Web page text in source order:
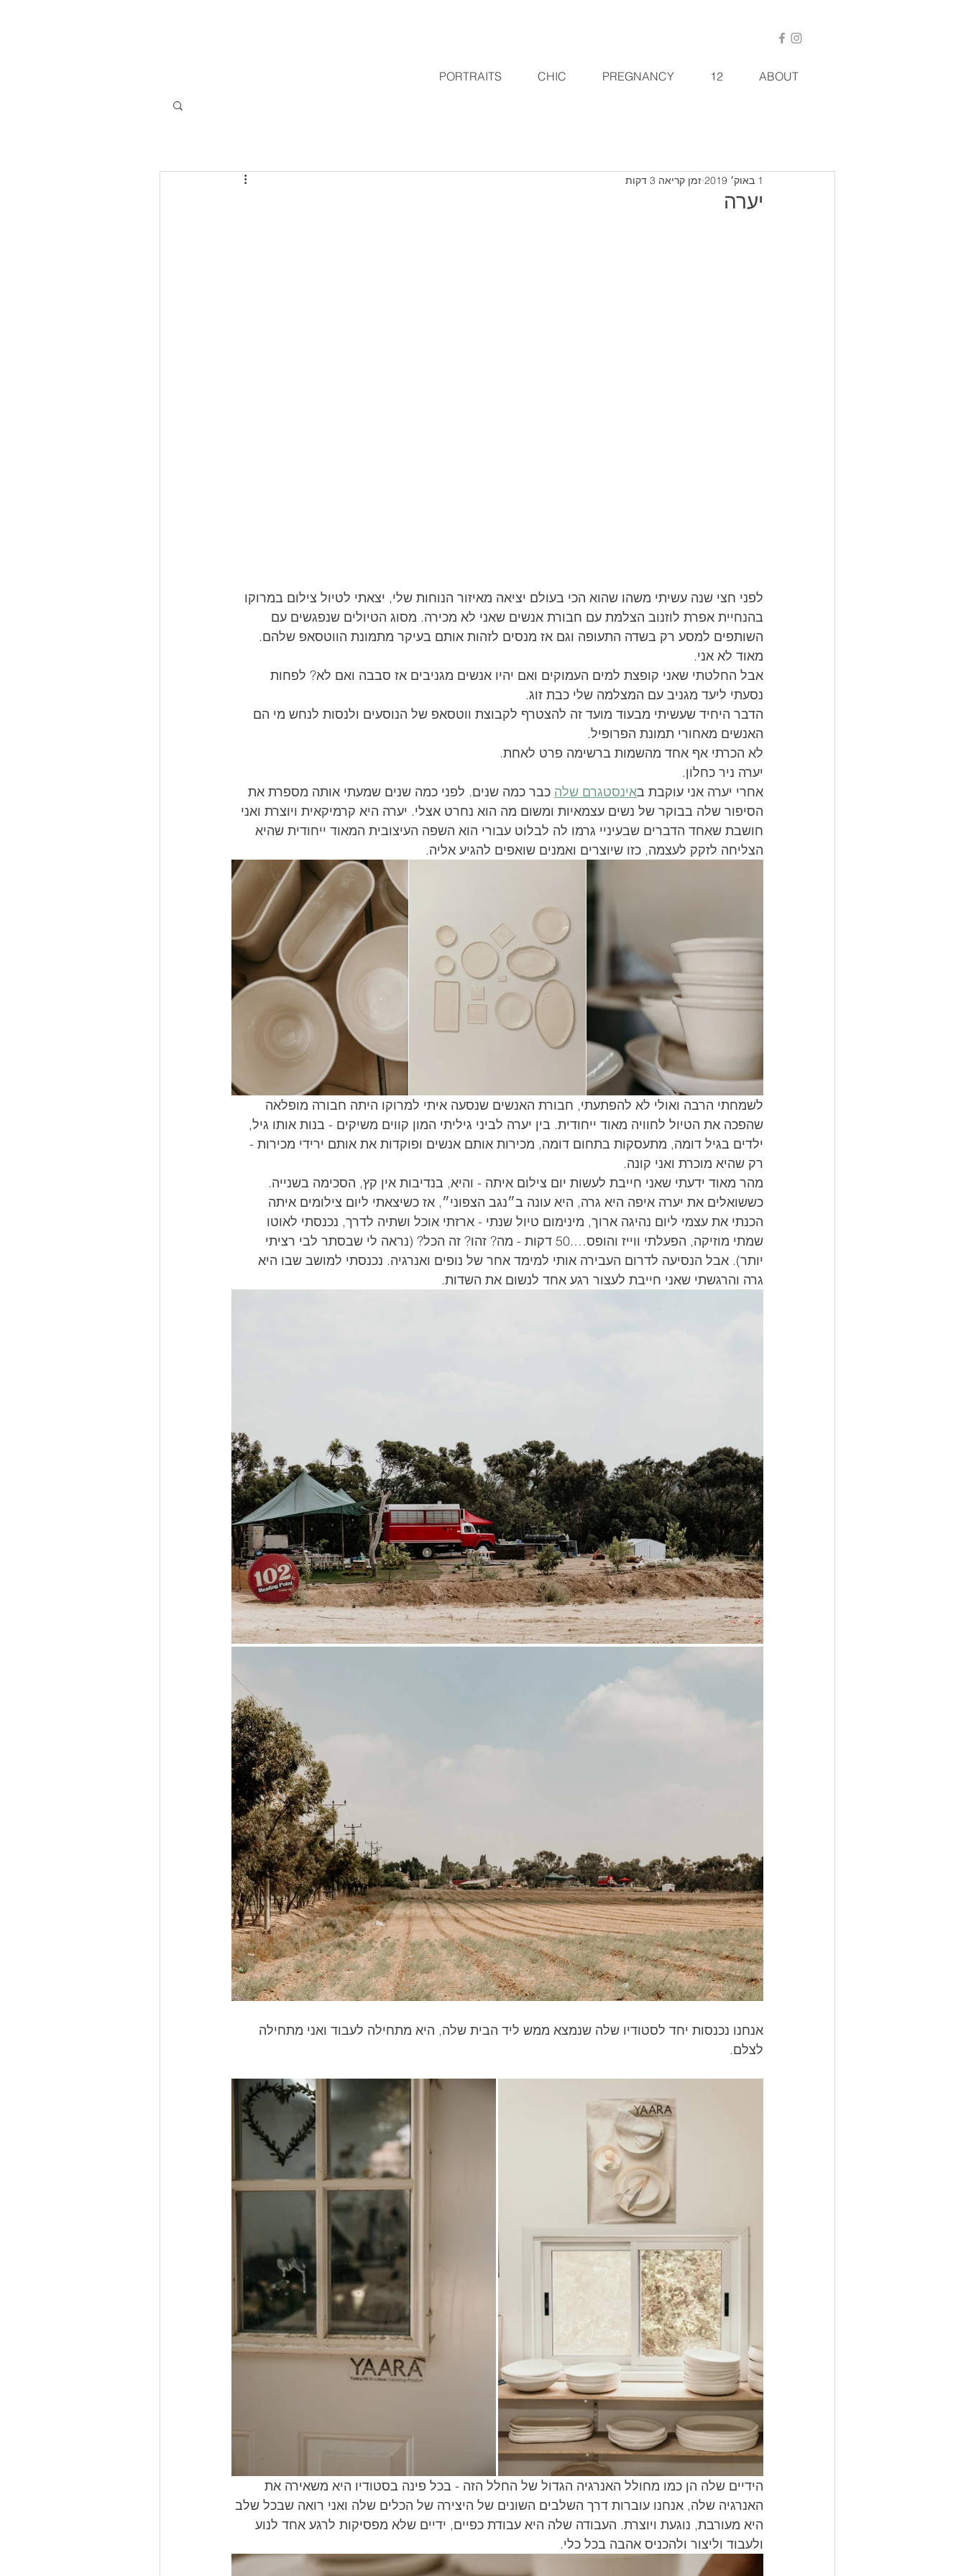
PORTRAITS CHIC PREGNANCY 12 ABOUT
יערה
1 באוק׳ 2019 זמן קריאה 3 דקות
לפני חצי שנה עשיתי משהו שהוא הכי בעולם יציאה מאיזור הנוחות שלי, יצאתי לטיול צילום במרוקו
בהנחיית אפרת לוזנוב הצלמת עם חבורת אנשים שאני לא מכירה. מסוג הטיולים שנפגשים עם
השותפים למסע רק בשדה התעופה וגם אז מנסים לזהות אותם בעיקר מתמונת הווטסאפ שלהם.
מאוד לא אני.
אבל החלטתי שאני קופצת למים העמוקים ואם יהיו אנשים מגניבים אז סבבה ואם לא? לפחות
נסעתי ליעד מגניב עם המצלמה שלי כבת זוג.
הדבר היחיד שעשיתי מבעוד מועד זה להצטרף לקבוצת ווטסאפ של הנוסעים ולנסות לנחש מי הם
האנשים מאחורי תמונת הפרופיל.
לא הכרתי אף אחד מהשמות ברשימה פרט לאחת.
יערה ניר כחלון.
אחרי יערה אני עוקבת באינסטגרם שלה כבר כמה שנים. לפני כמה שנים שמעתי אותה מספרת את
הסיפור שלה בבוקר של נשים עצמאיות ומשום מה הוא נחרט אצלי. יערה היא קרמיקאית ויוצרת ואני
חושבת שאחד הדברים שבעיניי גרמו לה לבלוט עבורי הוא השפה העיצובית המאוד ייחודית שהיא
הצליחה לזקק לעצמה, כזו שיוצרים ואמנים שואפים להגיע אליה.
לשמחתי הרבה ואולי לא להפתעתי, חבורת האנשים שנסעה איתי למרוקו היתה חבורה מופלאה
שהפכה את הטיול לחוויה מאוד ייחודית. בין יערה לביני גיליתי המון קווים משיקים - בנות אותו גיל,
ילדים בגיל דומה, מתעסקות בתחום דומה, מכירות אותם אנשים ופוקדות את אותם ירידי מכירות -
רק שהיא מוכרת ואני קונה.
מהר מאוד ידעתי שאני חייבת לעשות יום צילום איתה - והיא, בנדיבות אין קץ, הסכימה בשנייה.
כששואלים את יערה איפה היא גרה, היא עונה ב״נגב הצפוני״, אז כשיצאתי ליום צילומים איתה
הכנתי את עצמי ליום נהיגה ארוך, מינימום טיול שנתי - ארזתי אוכל ושתיה לדרך, נכנסתי לאוטו
שמתי מוזיקה, הפעלתי ווייז והופס….50 דקות - מה? זהו? זה הכל? (נראה לי שבסתר לבי רציתי
יותר). אבל הנסיעה לדרום העבירה אותי למימד אחר של נופים ואנרגיה. נכנסתי למושב שבו היא
גרה והרגשתי שאני חייבת לעצור רגע אחד לנשום את השדות.
אנחנו נכנסות יחד לסטודיו שלה שנמצא ממש ליד הבית שלה, היא מתחילה לעבוד ואני מתחילה
לצלם.
הידיים שלה הן כמו מחולל האנרגיה הגדול של החלל הזה - בכל פינה בסטודיו היא משאירה את
האנרגיה שלה, אנחנו עוברות דרך השלבים השונים של היצירה של הכלים שלה ואני רואה שבכל שלב
היא מעורבת, נוגעת ויוצרת. העבודה שלה היא עבודת כפיים, ידיים שלא מפסיקות לרגע אחד לנוע
ולעבוד וליצור ולהכניס אהבה בכל כלי.